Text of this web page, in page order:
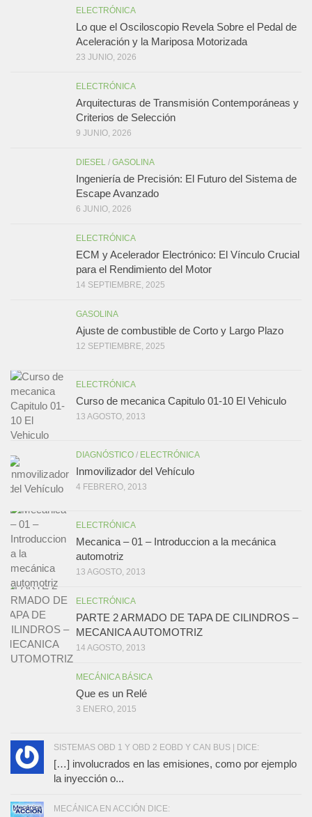
ELECTRÓNICA
Lo que el Osciloscopio Revela Sobre el Pedal de
Aceleración y la Mariposa Motorizada
23 JUNIO, 2026
ELECTRÓNICA
Arquitecturas de Transmisión Contemporáneas y
Criterios de Selección
9 JUNIO, 2026
DIESEL / GASOLINA
Ingeniería de Precisión: El Futuro del Sistema de
Escape Avanzado
6 JUNIO, 2026
ELECTRÓNICA
ECM y Acelerador Electrónico: El Vínculo Crucial
para el Rendimiento del Motor
14 SEPTIEMBRE, 2025
GASOLINA
Ajuste de combustible de Corto y Largo Plazo
12 SEPTIEMBRE, 2025
ELECTRÓNICA
Curso de mecanica Capitulo 01-10 El Vehiculo
13 AGOSTO, 2013
DIAGNÓSTICO / ELECTRÓNICA
Inmovilizador del Vehículo
4 FEBRERO, 2013
ELECTRÓNICA
Mecanica – 01 – Introduccion a la mecánica
automotriz
13 AGOSTO, 2013
ELECTRÓNICA
PARTE 2 ARMADO DE TAPA DE CILINDROS –
MECANICA AUTOMOTRIZ
14 AGOSTO, 2013
MECÁNICA BÁSICA
Que es un Relé
3 ENERO, 2015
SISTEMAS OBD 1 Y OBD 2 EOBD Y CAN BUS | DICE:
[…] involucrados en las emisiones, como por ejemplo
la inyección o...
MECÁNICA EN ACCIÓN DICE: